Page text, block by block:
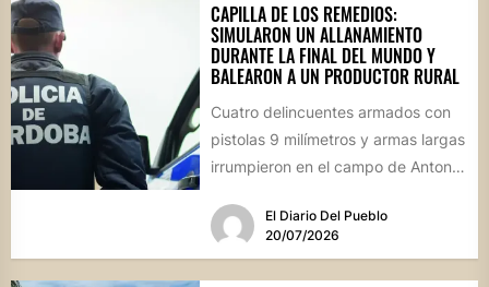
CAPILLA DE LOS REMEDIOS:
SIMULARON UN ALLANAMIENTO
DURANTE LA FINAL DEL MUNDO Y
BALEARON A UN PRODUCTOR RURAL
Cuatro delincuentes armados con
pistolas 9 milímetros y armas largas
irrumpieron en el campo de Antonio
El Diario Del Pueblo
20/07/2026